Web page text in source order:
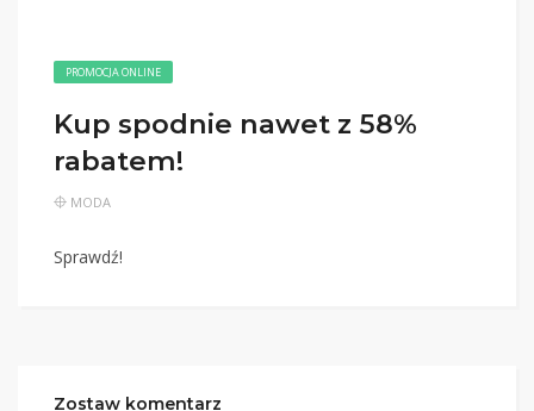
PROMOCJA ONLINE
Kup spodnie nawet z 58%
rabatem!
MODA
Sprawdź!
Zostaw komentarz